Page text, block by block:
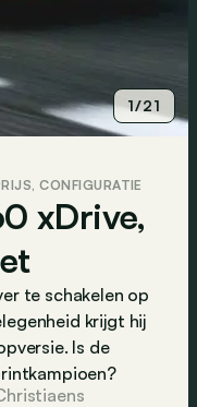
1/21
CONFIGURATIE
xDrive,
te schakelen op
krijgt hij
Is de